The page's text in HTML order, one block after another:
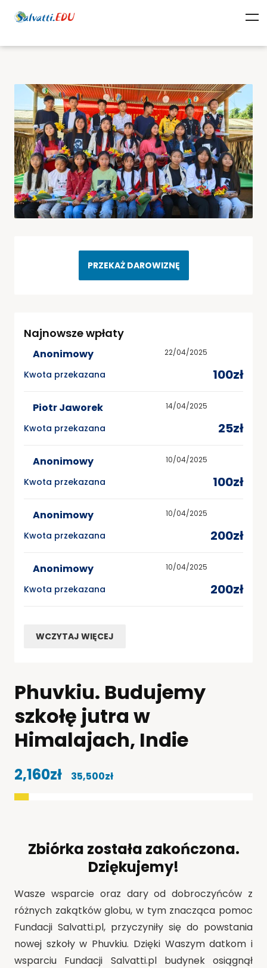
PRZEKAŻ DAROWIZNĘ
Najnowsze wpłaty
Anonimowy 22/04/2025
Kwota przekazana 100zł
Piotr Jaworek 14/04/2025
Kwota przekazana 25zł
Anonimowy 10/04/2025
Kwota przekazana 100zł
Anonimowy 10/04/2025
Kwota przekazana 200zł
Anonimowy 10/04/2025
Kwota przekazana 200zł
WCZYTAJ WIĘCEJ
Phuvkiu. Budujemy
szkołę jutra w
Himalajach, Indie
2,160zł 35,500zł
Zbiórka została zakończona.
Dziękujemy!
Wasze wsparcie oraz dary od dobroczyńców z
różnych zakątków globu, w tym znacząca pomoc
Fundacji Salvatti.pl, przyczyniły się do powstania
nowej szkoły w Phuvkiu. Dzięki Waszym datkom i
wsparciu Fundacji Salvatti.pl budynek osiągnął